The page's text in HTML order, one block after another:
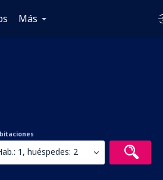
Más
1, huéspedes: 2